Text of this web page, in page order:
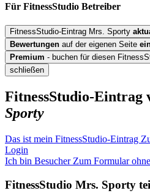
Für FitnessStudio Betreiber
FitnessStudio-Eintrag Mrs. Sporty
Bewertungen auf der eigenen Seite
Premium - buchen für diesen
schließen
FitnessStudio-Eintrag
Sporty
Das ist mein FitnessStudio-Eintrag
Login
Ich bin Besucher Zum Formular
FitnessStudio Mrs. Sporty